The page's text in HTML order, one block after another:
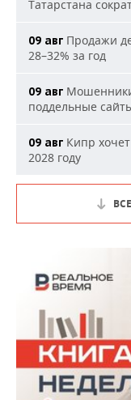
Татарстана
09 авг Продажи
28–32% за год
09 авг
поддельные
09 авг Кипр
2028 году